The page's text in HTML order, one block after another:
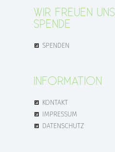
WIR FREUEN
SPENDE
SPENDEN
INFORMATION
KONTAKT
IMPRESSUM
DATENSCHUTZ